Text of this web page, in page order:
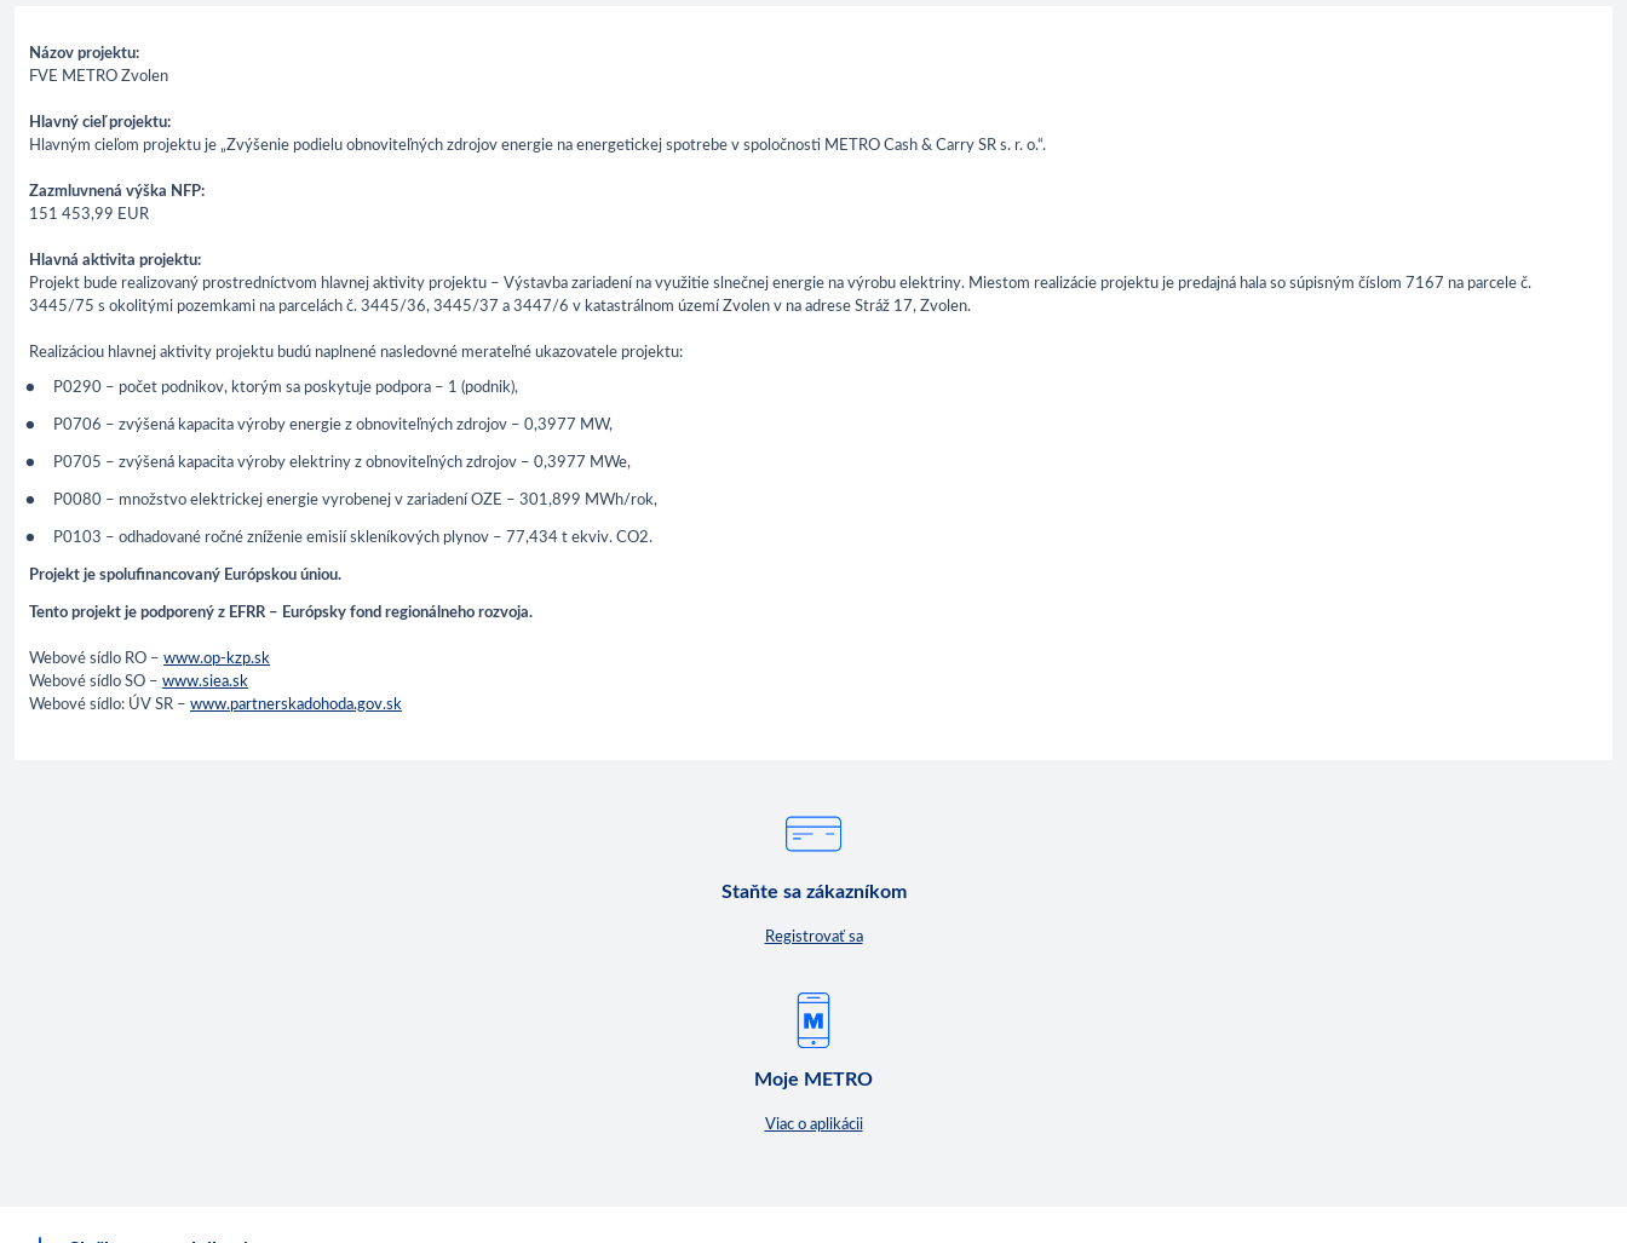
Názov projektu:
FVE METRO Zvolen
Hlavný cieľ projektu:
Hlavným cieľom projektu je „Zvýšenie podielu obnoviteľných zdrojov energie na energetickej spotrebe v spoločnosti METRO Cash & Carry SR s. r. o.“.
Zazmluvnená výška NFP:
151 453,99 EUR
Hlavná aktivita projektu:
Projekt bude realizovaný prostredníctvom hlavnej aktivity projektu – Výstavba zariadení na využitie slnečnej energie na výrobu elektriny. Miestom realizácie projektu je predajná hala so súpisným číslom 7167 na parcele č.
3445/75 s okolitými pozemkami na parcelách č. 3445/36, 3445/37 a 3447/6 v katastrálnom území Zvolen v na adrese Stráž 17, Zvolen.
Realizáciou hlavnej aktivity projektu budú naplnené nasledovné merateľné ukazovatele projektu:
P0290 – počet podnikov, ktorým sa poskytuje podpora – 1 (podnik),
P0706 – zvýšená kapacita výroby energie z obnoviteľných zdrojov – 0,3977 MW,
P0705 – zvýšená kapacita výroby elektriny z obnoviteľných zdrojov – 0,3977 MWe,
P0080 – množstvo elektrickej energie vyrobenej v zariadení OZE – 301,899 MWh/rok,
P0103 – odhadované ročné zníženie emisií skleníkových plynov – 77,434 t ekviv. CO2.
Projekt je spolufinancovaný Európskou úniou.
Tento projekt je podporený z EFRR – Európsky fond regionálneho rozvoja.
Webové sídlo RO – www.op-kzp.sk
Webové sídlo SO – www.siea.sk
Webové sídlo: ÚV SR – www.partnerskadohoda.gov.sk
Staňte sa zákazníkom
Registrovať sa
Moje METRO
Viac o aplikácii